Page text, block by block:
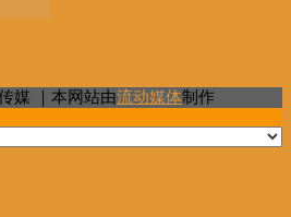
媒 ｜本网站由流动媒体制作